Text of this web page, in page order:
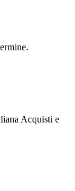
Acquisti e